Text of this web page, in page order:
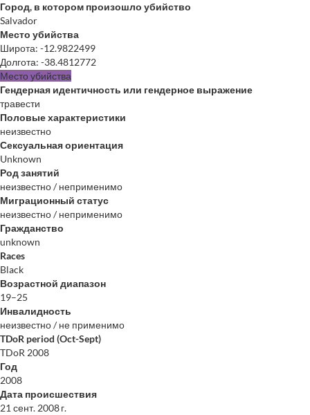
Город, в котором произошло убийство
Salvador
Место убийства
Широта: -12.9822499
Долгота: -38.4812772
Место убийства
Гендерная идентичность или гендерное выражение
травести
Половые характеристики
неизвестно
Сексуальная ориентация
Unknown
Род занятий
неизвестно / неприменимо
Миграционный статус
неизвестно / неприменимо
Гражданство
unknown
Races
Black
Возрастной диапазон
19–25
Инвалидность
неизвестно / не применимо
TDoR period (Oct-Sept)
TDoR 2008
Год
2008
Дата происшествия
21 сент. 2008 г.